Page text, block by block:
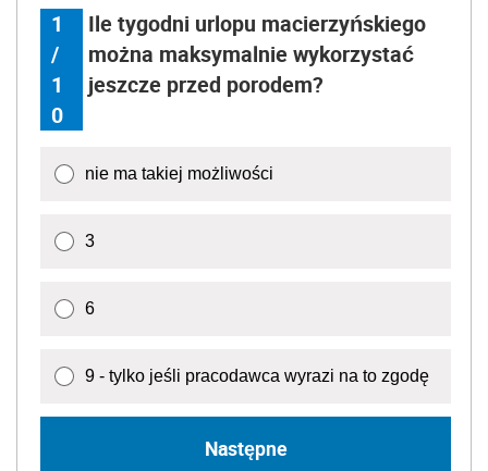
1
/
1
0
Ile tygodni urlopu macierzyńskiego
można maksymalnie wykorzystać
jeszcze przed porodem?
nie ma takiej możliwości
3
6
9 - tylko jeśli pracodawca wyrazi na to zgodę
Następne